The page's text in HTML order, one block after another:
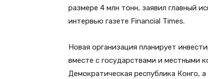
размере 4 млн тонн, заявил главный
интервью газете Financial Times.
Новая организация планирует
вместе с государствами и местными
Демократическая республика Конго,